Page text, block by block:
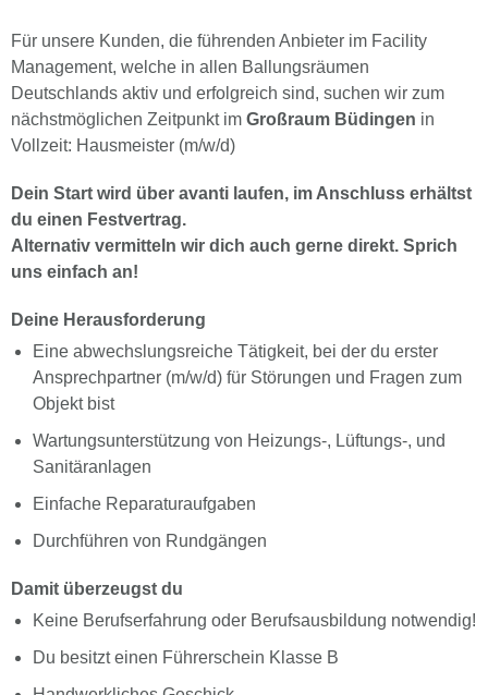
Für unsere Kunden, die führenden Anbieter im Facility
Management, welche in allen Ballungsräumen
Deutschlands aktiv und erfolgreich sind, suchen wir zum
nächstmöglichen Zeitpunkt im Großraum Büdingen in
Vollzeit: Hausmeister (m/w/d)
Dein Start wird über avanti laufen, im Anschluss erhältst
du einen Festvertrag.
Alternativ vermitteln wir dich auch gerne direkt. Sprich
uns einfach an!
Deine Herausforderung
Eine abwechslungsreiche Tätigkeit, bei der du erster
Ansprechpartner (m/w/d) für Störungen und Fragen zum
Objekt bist
Wartungsunterstützung von Heizungs-, Lüftungs-, und
Sanitäranlagen
Einfache Reparaturaufgaben
Durchführen von Rundgängen
Damit überzeugst du
Keine Berufserfahrung oder Berufsausbildung notwendig!
Du besitzt einen Führerschein Klasse B